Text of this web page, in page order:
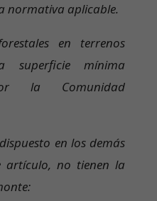
normativa aplicable.
en terrenos
superficie mínima
la Comunidad
en los demás
artículo, no tienen la